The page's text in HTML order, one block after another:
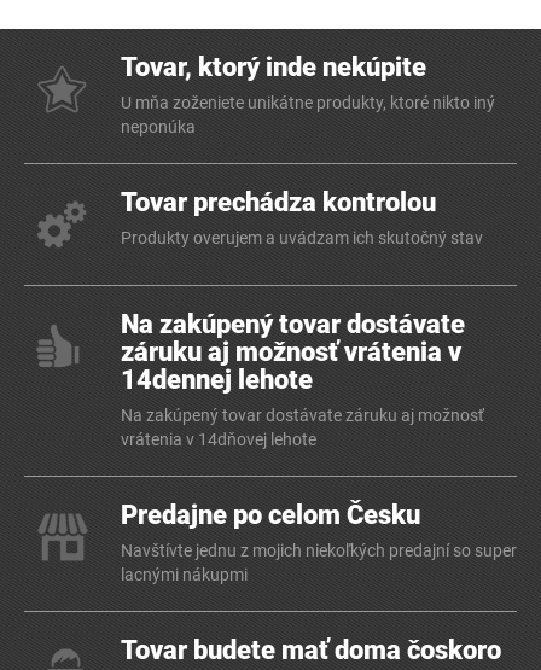
Tovar, ktorý inde nekúpite
U mňa zoženiete unikátne produkty, ktoré nikto iný
neponúka
Tovar prechádza kontrolou
Produkty overujem a uvádzam ich skutočný stav
Na zakúpený tovar dostávate
záruku aj možnosť vrátenia v
14dennej lehote
Na zakúpený tovar dostávate záruku aj možnosť
vrátenia v 14dňovej lehote
Predajne po celom Česku
Navštívte jednu z mojich niekoľkých predajní so super
lacnými nákupmi
Tovar budete mať doma čoskoro